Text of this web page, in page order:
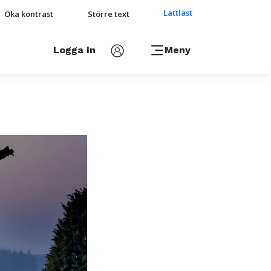
Öka kontrast Större text Lättläst
Logga in Meny